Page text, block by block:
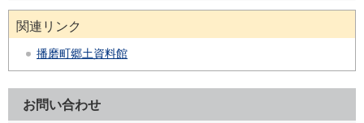
関連リンク
播磨町郷土資料館
お問い合わせ